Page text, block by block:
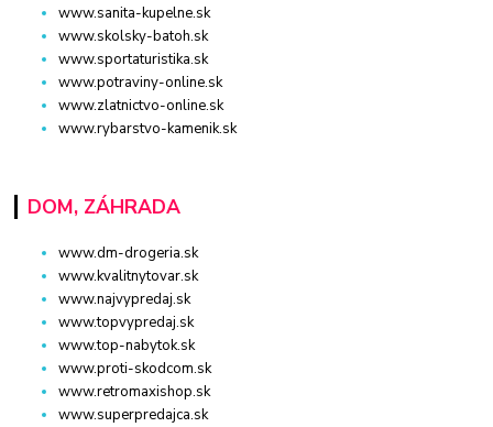
www.sanita-kupelne.sk
www.skolsky-batoh.sk
www.sportaturistika.sk
www.potraviny-online.sk
www.zlatnictvo-online.sk
www.rybarstvo-kamenik.sk
DOM, ZÁHRADA
www.dm-drogeria.sk
www.kvalitnytovar.sk
www.najvypredaj.sk
www.topvypredaj.sk
www.top-nabytok.sk
www.proti-skodcom.sk
www.retromaxishop.sk
www.superpredajca.sk